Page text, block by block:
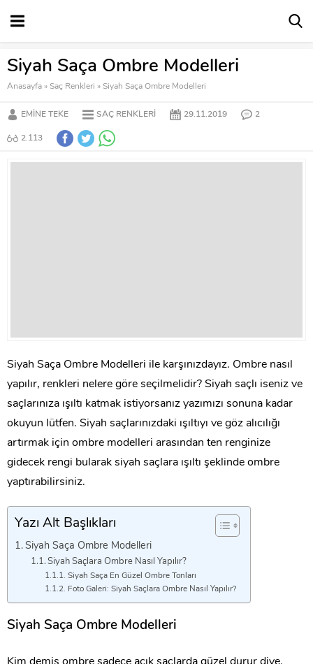
Siyah Saça Ombre Modelleri
Anasayfa » Saç Renkleri » Siyah Saça Ombre Modelleri
EMINE TEKE SAÇ RENKLERI 29.11.2019 2
2.113
Siyah Saça Ombre Modelleri ile karşınızdayız. Ombre nasıl
yapılır, renkleri nelere göre seçilmelidir? Siyah saçlı iseniz ve
saçlarınıza ışıltı katmak istiyorsanız yazımızı sonuna kadar
okuyun lütfen. Siyah saçlarınızdaki ışıltıyı ve göz alıcılığı
artırmak için ombre modelleri arasından ten renginize
gidecek rengi bularak siyah saçlara ışıltı şeklinde ombre
yaptırabilirsiniz.
Yazı Alt Başlıkları
Siyah Saça Ombre Modelleri
Siyah Saçlara Ombre Nasıl Yapılır?
Siyah Saça En Güzel Ombre Tonları
Foto Galeri: Siyah Saçlara Ombre Nasıl Yapılır?
Siyah Saça Ombre Modelleri
Kim demiş ombre sadece açık saçlarda güzel durur diye.